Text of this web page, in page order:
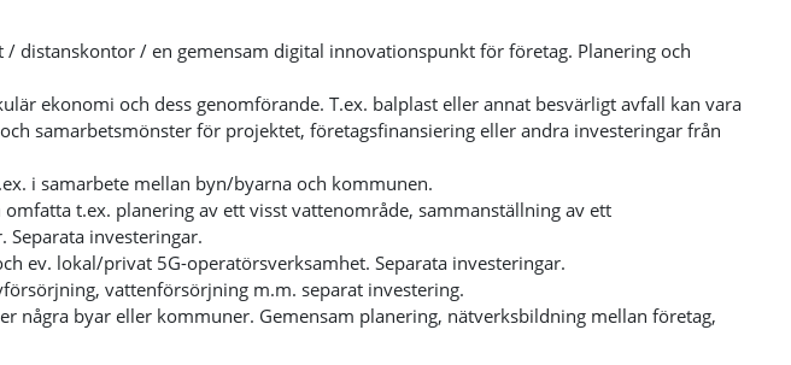
distanskontor / en gemensam digital innovationspunkt för företag. Planering och
ekonomi och dess genomförande. T.ex. balplast eller annat besvärligt avfall kan vara
samarbetsmönster för projektet, företagsfinansiering eller andra investeringar från
i samarbete mellan byn/byarna och kommunen.
t.ex. planering av ett visst vattenområde, sammanställning av ett
Separata investeringar.
ev. lokal/privat 5G-operatörsverksamhet. Separata investeringar.
vattenförsörjning m.m. separat investering.
några byar eller kommuner. Gemensam planering, nätverksbildning mellan företag,